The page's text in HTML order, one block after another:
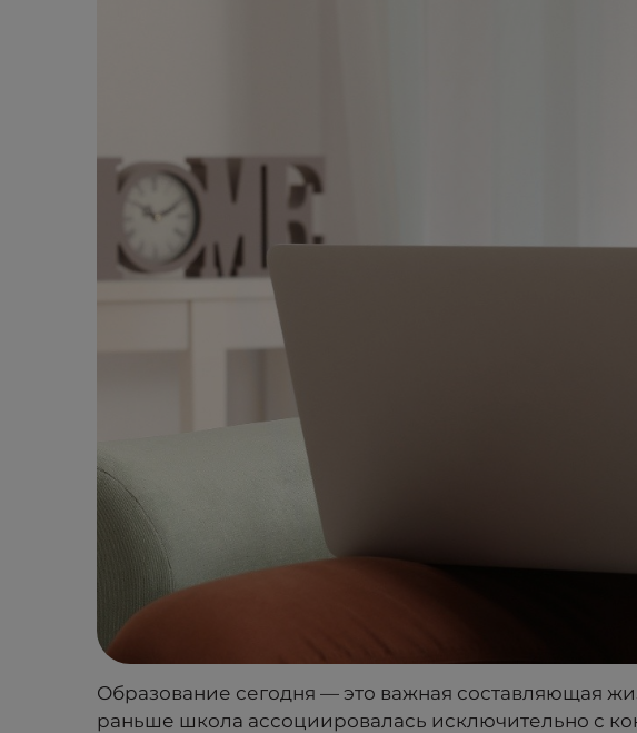
Образование сегодня — это важная составляющая
раньше школа ассоциировалась исключительно с